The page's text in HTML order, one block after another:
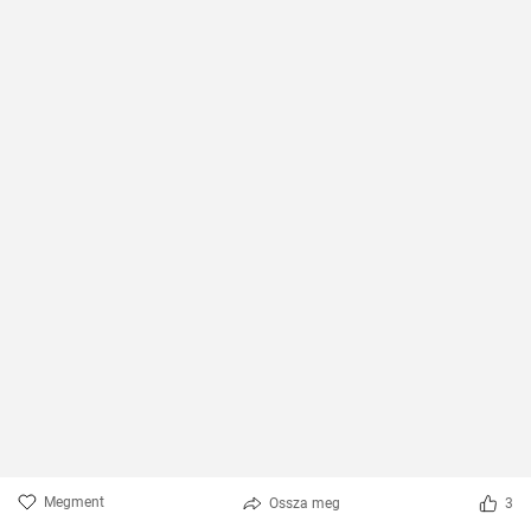
Megment Ossza meg 3